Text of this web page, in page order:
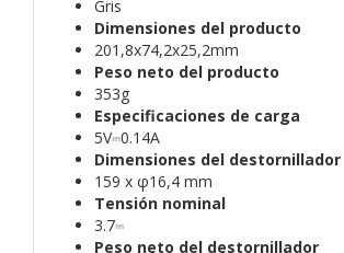
Gris
Dimensiones del producto
201,8x74,2x25,2mm
Peso neto del producto
353g
Especificaciones de carga
5V⎓0.14A
Dimensiones del destornillador
159 x φ16,4 mm
Tensión nominal
3.7⎓
Peso neto del destornillador